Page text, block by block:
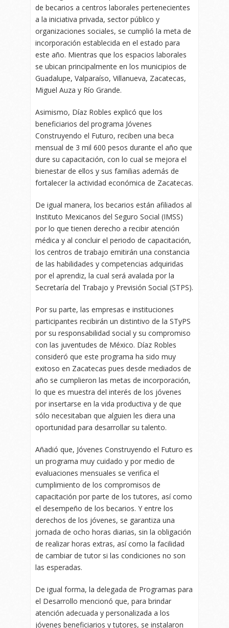
de becarios a centros laborales pertenecientes
a la iniciativa privada, sector público y
organizaciones sociales, se cumplió la meta de
incorporación establecida en el estado para
este año. Mientras que los espacios laborales
se ubican principalmente en los municipios de
Guadalupe, Valparaíso, Villanueva, Zacatecas,
Miguel Auza y Río Grande.
Asimismo, Díaz Robles explicó que los
beneficiarios del programa Jóvenes
Construyendo el Futuro, reciben una beca
mensual de 3 mil 600 pesos durante el año que
dure su capacitación, con lo cual se mejora el
bienestar de ellos y sus familias además de
fortalecer la actividad económica de Zacatecas.
De igual manera, los becarios están afiliados al
Instituto Mexicanos del Seguro Social (IMSS)
por lo que tienen derecho a recibir atención
médica y al concluir el periodo de capacitación,
los centros de trabajo emitirán una constancia
de las habilidades y competencias adquiridas
por el aprendiz, la cual será avalada por la
Secretaría del Trabajo y Previsión Social (STPS).
Por su parte, las empresas e instituciones
participantes recibirán un distintivo de la STyPS
por su responsabilidad social y su compromiso
con las juventudes de México. Díaz Robles
consideró que este programa ha sido muy
exitoso en Zacatecas pues desde mediados de
año se cumplieron las metas de incorporación,
lo que es muestra del interés de los jóvenes
por insertarse en la vida productiva y de que
sólo necesitaban que alguien les diera una
oportunidad para desarrollar su talento.
Añadió que, Jóvenes Construyendo el Futuro es
un programa muy cuidado y por medio de
evaluaciones mensuales se verifica el
cumplimiento de los compromisos de
capacitación por parte de los tutores, así como
el desempeño de los becarios. Y entre los
derechos de los jóvenes, se garantiza una
jornada de ocho horas diarias, sin la obligación
de realizar horas extras, así como la facilidad
de cambiar de tutor si las condiciones no son
las esperadas.
De igual forma, la delegada de Programas para
el Desarrollo mencionó que, para brindar
atención adecuada y personalizada a los
jóvenes beneficiarios y tutores, se instalaron